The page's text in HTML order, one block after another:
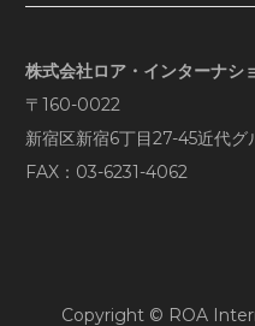
株式会社ロア・インターナシ
〒160-0022
新宿区新宿6丁目27-45近代
FAX：03-6231-4062
Copyright © ROA